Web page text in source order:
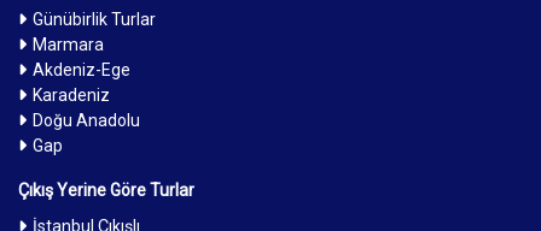
Günübirlik Turlar
Marmara
Akdeniz-Ege
Karadeniz
Doğu Anadolu
Gap
Çıkış Yerine Göre Turlar
İstanbul Çıkışlı